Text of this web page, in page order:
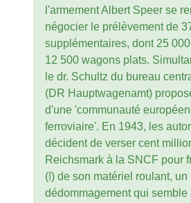
l'armement Albert Speer se
négocier le prélèvement de
supplémentaires, dont 25
12 500 wagons plats.
le dr. Schultz du bureau
(DR Hauptwagenamt)
d'une 'communauté
ferroviaire'. En 1943, les
décident de verser cent
Reichsmark à la SNCF pour
(!) de son matériel roulant, un
dédommagement qui semble